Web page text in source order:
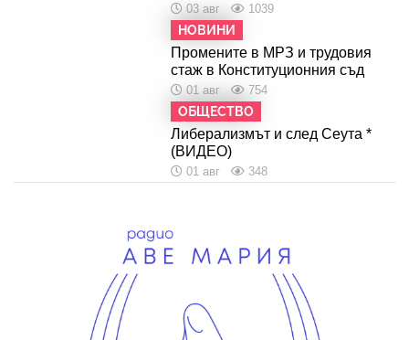
03 авг 1039
НОВИНИ
Промените в МРЗ и трудовия
стаж в Конституционния съд
01 авг 754
ОБЩЕСТВО
Либерализмът и след Сеута *
(ВИДЕО)
01 авг 348